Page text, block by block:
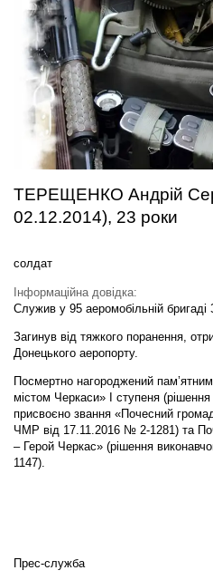
ТЕРЕЩЕНКО Андрій
02.12.2014), 23 роки
солдат
Інформаційна довідка:
Служив у 95 аеромобільній бригаді
Загинув від тяжкого поранення,
Донецького аеропорту.
Посмертно нагороджений
містом Черкаси» I ступеня
присвоєно звання «Почесний
ЧМР від 17.11.2016 № 2-1281) та
– Герой Черкас» (рішення
1147).
Прес-служба